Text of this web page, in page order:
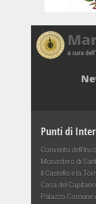
a cura
Punti di
Convento
Monastero di
Il Castello e la
Casa del Capitano
Palazzo Comune